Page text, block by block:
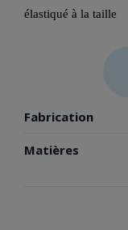
élastiqué à la taille
Fabrication
Matières